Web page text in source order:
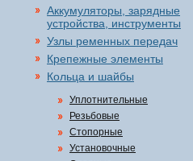
Аккумуляторы, зарядные
устройства, инструменты
Узлы ременных передач
Крепежные элементы
Кольца и шайбы
Уплотнительные
Резьбовые
Стопорные
Установочные